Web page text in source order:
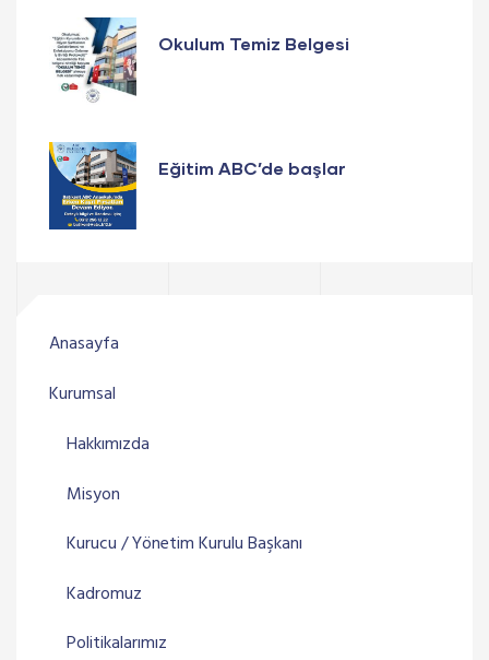
Okulum Temiz Belgesi
Eğitim ABC’de başlar
Anasayfa
Kurumsal
Hakkımızda
Misyon
Kurucu / Yönetim Kurulu Başkanı
Kadromuz
Politikalarımız